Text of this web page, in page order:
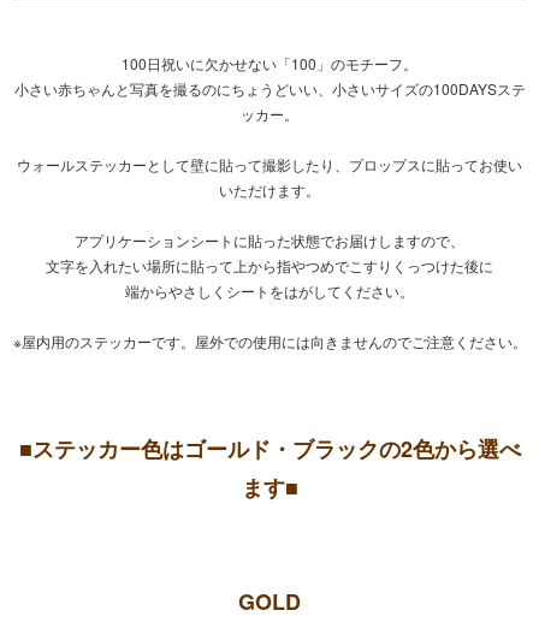
100日祝いに欠かせない「100」のモチーフ。
小さい赤ちゃんと写真を撮るのにちょうどいい、小さいサイズの100DAYSステ
ッカー。
ウォールステッカーとして壁に貼って撮影したり、プロップスに貼ってお使い
いただけます。
アプリケーションシートに貼った状態でお届けしますので、
文字を入れたい場所に貼って上から指やつめでこすりくっつけた後に
端からやさしくシートをはがしてください。
※屋内用のステッカーです。屋外での使用には向きませんのでご注意ください。
■ステッカー色はゴールド・ブラックの2色から選べ
ます■
GOLD